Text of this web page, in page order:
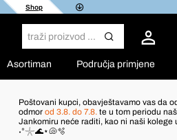
Shop
Asortiman Područja primjene
Poštovani kupci, obavještavamo vas da
odmor od 3.8. do 7.8. te u tom periodu
Jankomiru neće raditi, kao ni naši kolege
˖°𓇼🌊⋆🐚🫧
Filter